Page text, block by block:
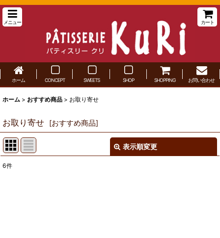
メニュー カート
ホーム CONCEPT SWEETS SHOP SHOPPING お問い合わせ
ホーム > おすすめ商品 > お取り寄せ
お取り寄せ [おすすめ商品]
表示順変更
6件